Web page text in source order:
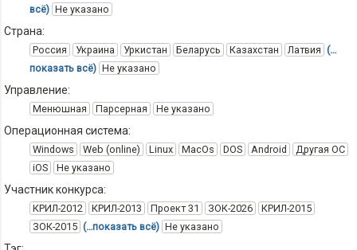
всё) Не указано
Страна:
Россия Украина Уркистан Беларусь Казахстан Латвия (…
показать всё) Не указано
Управление:
Менюшная Парсерная Не указано
Операционная система:
Windows Web (online) Linux MacOs DOS Android
Другая ОС
iOS
Не указано
Участник конкурса:
КРИЛ-2012 КРИЛ-2013 Проект 31 ЗОК-2026
КРИЛ-2015
ЗОК-2015 (…показать всё) Не указано